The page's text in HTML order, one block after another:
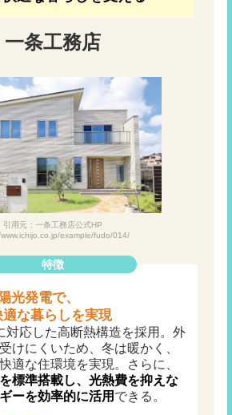
一条工務店
引用元：一条工務店公式HP
example/fudo/014/
特徴
光発電で、
な暮らしを実現
対応した高断熱構造を採用。外
けにくいため、冬は暖かく、
適な住環境を実現。さらに、
標準搭載し、光熱費を抑えな
ーを効率的に活用 できる。